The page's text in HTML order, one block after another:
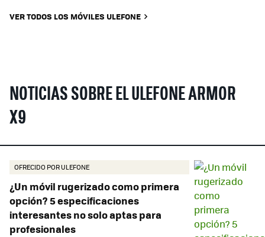
VER TODOS LOS MÓVILES ULEFONE
NOTICIAS SOBRE EL ULEFONE ARMOR
X9
OFRECIDO POR ULEFONE
¿Un móvil rugerizado como primera
opción? 5 especificaciones
interesantes no solo aptas para
profesionales